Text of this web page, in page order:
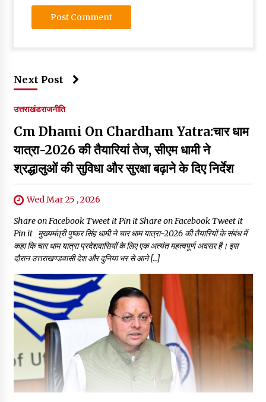
Next Post
उत्तराखंडराजनीति
Cm Dhami On Chardham Yatra:चार धाम
यात्रा-2026 की तैयारियां तेज, सीएम धामी ने
श्रद्धालुओं की सुविधा और सुरक्षा बढ़ाने के दिए निर्देश
Wed Mar 25 , 2026
Share on Facebook Tweet it Pin it Share on Facebook Tweet it
Pin it मुख्यमंत्री पुष्कर सिंह धामी ने चार धाम यात्रा-2026 की तैयारियों के संबंध में
कहा कि चार धाम यात्रा प्रदेशवासियों के लिए एक अत्यंत महत्वपूर्ण अवसर है। इस
दौरान उत्तराखण्डवासी देश और दुनिया भर से आने […]